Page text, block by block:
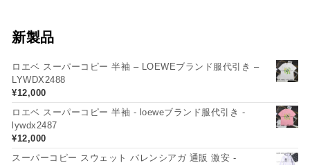
新製品
ロエベ スーパーコピー 半袖 – LOEWEブランド服代引き –
LYWDX2488
¥12,000
ロエベ スーパーコピー 半袖 - loeweブランド服代引き -
lywdx2487
¥12,000
スーパーコピー スウェット バレンシアガ 通販 激安 -